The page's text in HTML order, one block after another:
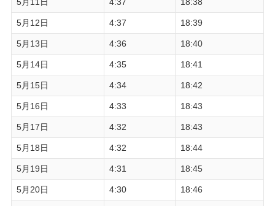
5月12日 4:37 18:39
5月13日 4:36 18:40
5月14日 4:35 18:41
5月15日 4:34 18:42
5月16日 4:33 18:43
5月17日 4:32 18:43
5月18日 4:32 18:44
5月19日 4:31 18:45
5月20日 4:30 18:46